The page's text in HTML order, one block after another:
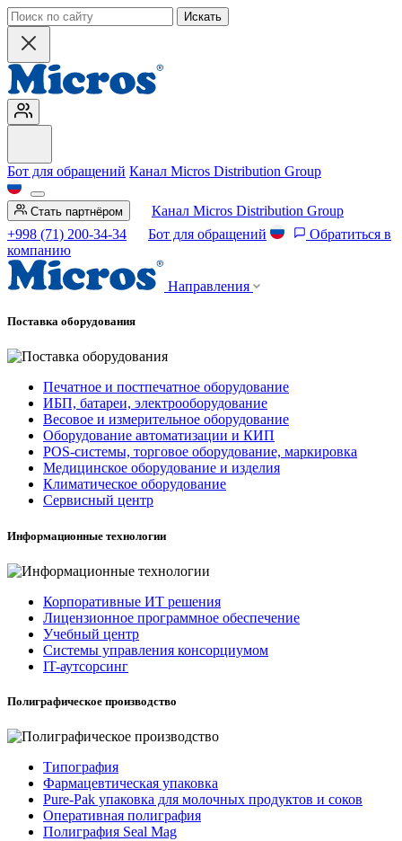
Искать
Бот для обращений Канал Micros Distribution Group
Стать партнёром
Канал Micros Distribution Group
+998 (71) 200-34-34
Бот для обращений
Обратиться в
компанию
Направления
Поставка оборудования
Печатное и постпечатное оборудование
ИБП, батареи, электрооборудование
Весовое и измерительное оборудование
Оборудование автоматизации и КИП
POS-системы, торговое оборудование, маркировка
Медицинское оборудование и изделия
Климатическое оборудование
Сервисный центр
Информационные технологии
Корпоративные ИТ решения
Лицензионное программное обеспечение
Учебный центр
Системы управления консорциумом
IT-аутсорсинг
Полиграфическое производство
Типография
Фармацевтическая упаковка
Pure-Pak упаковка для молочных продуктов и соков
Оперативная полиграфия
Полиграфия Seal Mag